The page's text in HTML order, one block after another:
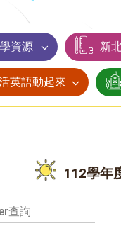
資源 新
英語動起來
112學年